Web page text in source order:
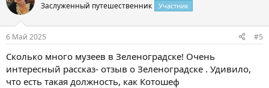
Заслуженный путешественник Участник
6 Май 2025 #5
Сколько много музеев в Зеленоградске! Очень
интересный рассказ- отзыв о Зеленоградске . Удивило,
что есть такая должность, как Котошеф